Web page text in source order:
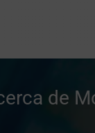
de